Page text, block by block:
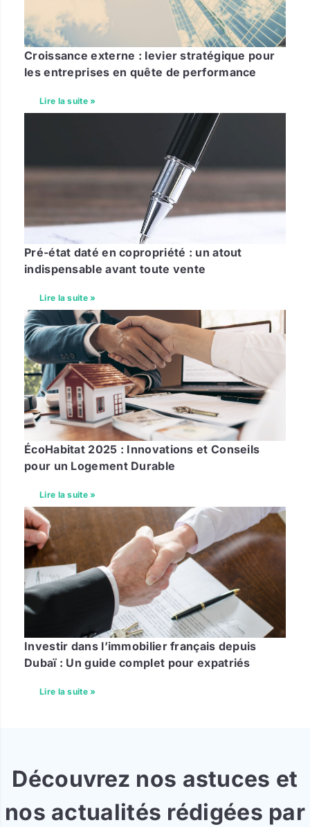
Croissance externe : levier stratégique pour
les entreprises en quête de performance
Lire la suite »
Pré-état daté en copropriété : un atout
indispensable avant toute vente
Lire la suite »
ÉcoHabitat 2025 : Innovations et Conseils
pour un Logement Durable
Lire la suite »
Investir dans l’immobilier français depuis
Dubaï : Un guide complet pour expatriés
Lire la suite »
Découvrez nos astuces et
nos actualités rédigées par